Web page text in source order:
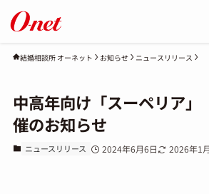
結婚相談所 オーネット お知らせ ニュースリリース
中高年向け「スーペリア
催のお知らせ
ニュースリリース 2024年6月6日 2026年1